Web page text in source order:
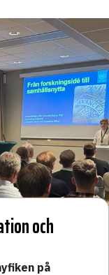
och
på